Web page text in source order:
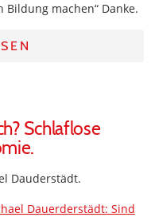
machen“ Danke.
Schlaflose
Dauderstädt.
Dauerderstädt: Sind